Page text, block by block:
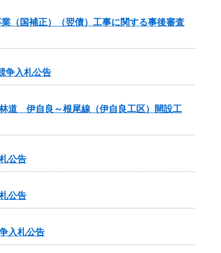
（国補正）（翌債）工事に関する事後審査
争入札公告
道 伊自良～根尾線（伊自良工区）開設工
公告
公告
入札公告